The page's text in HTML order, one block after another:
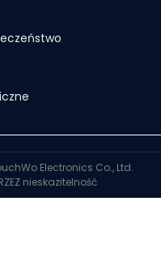
Electronics Co., Ltd.
nieskazitelność